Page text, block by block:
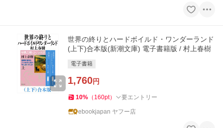
世界の終りとハードボイルド・ワンダーランド
(上下)合本版(新潮文庫) 電子書籍版 / 村上春樹
電子書籍
1,760円
10% （ 160pt） 要エントリー
ebookjapan ヤフー店